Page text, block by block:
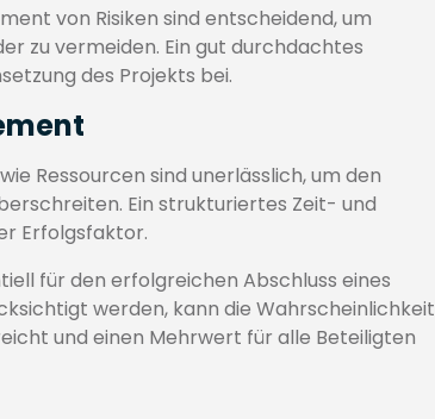
von Risiken sind entscheidend, um
zu vermeiden. Ein gut durchdachtes
des Projekts bei.
Ressourcen sind unerlässlich, um den
Ein strukturiertes Zeit- und
Erfolgsfaktor.
für den erfolgreichen Abschluss eines
werden, kann die Wahrscheinlichkeit
und einen Mehrwert für alle Beteiligten